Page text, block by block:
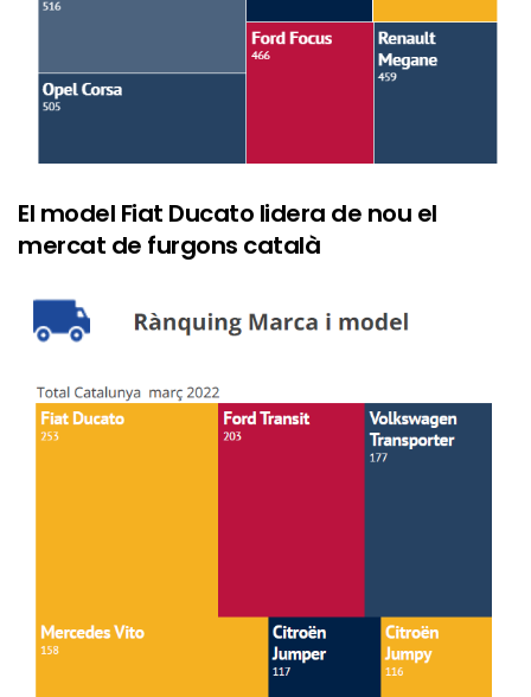
El model Fiat Ducato lidera de nou el
mercat de furgons català